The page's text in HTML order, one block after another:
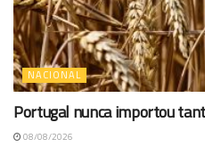
NACIONAL
Portugal nunca importou
08/08/2026